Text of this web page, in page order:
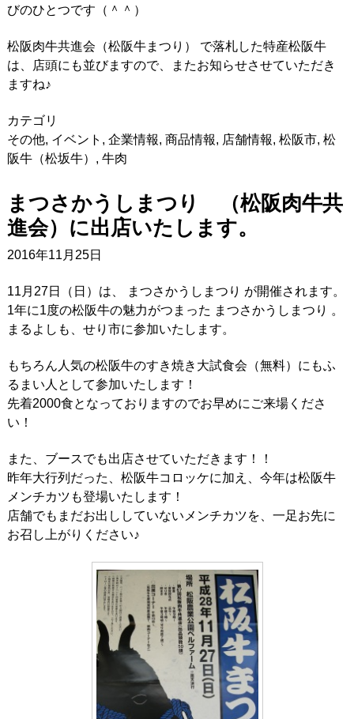
びのひとつです（＾＾）
松阪肉牛共進会（松阪牛まつり） で落札した特産松阪牛
は、店頭にも並びますので、またお知らせさせていただき
ますね♪
カテゴリ
その他, イベント , 企業情報, 商品情報, 店舗情報, 松阪市, 松
阪牛（松坂牛） , 牛肉
まつさかうしまつり （松阪肉牛共
進会）に出店いたします。
2016年11月25日
11月27日（日）は、 まつさかうしまつり が開催されます。
1年に1度の松阪牛の魅力がつまった まつさかうしまつり 。
まるよしも、せり市に参加いたします。
もちろん人気の松阪牛のすき焼き大試食会（無料）にもふ
るまい人として参加いたします！
先着2000食となっておりますのでお早めにご来場くださ
い！
また、ブースでも出店させていただきます！！
昨年大行列だった、松阪牛コロッケに加え、今年は松阪牛
メンチカツも登場いたします！
店舗でもまだお出ししていないメンチカツを、一足お先に
お召し上がりください♪